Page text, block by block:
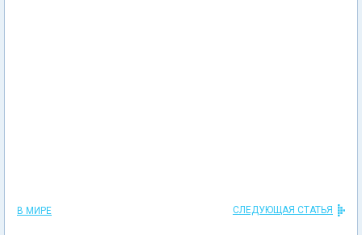
В МИРЕ СЛЕДУЮЩАЯ СТАТЬЯ